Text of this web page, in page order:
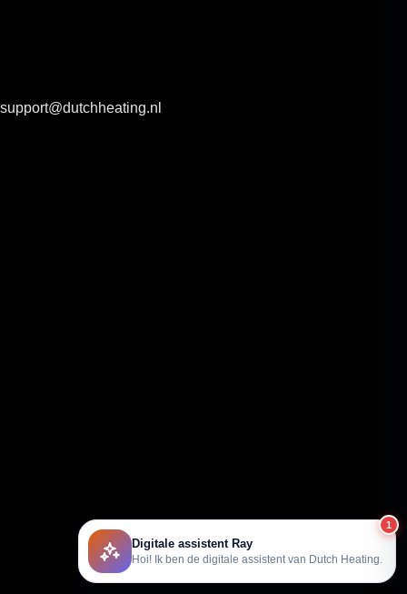
support@dutchheating.nl
1
Digitale assistent Ray
Hoi! Ik ben de digitale assistent van Dutch Heating.